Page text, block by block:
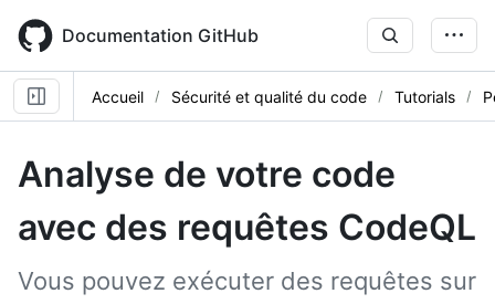
main
content
Documentation GitHub
Accueil Sécurité et qualité du code Tutorials
Analyse de votre code
avec des requêtes CodeQL
Vous pouvez exécuter des requêtes sur